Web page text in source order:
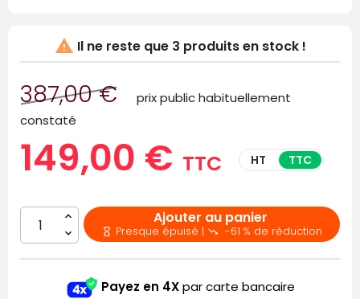
 Il ne reste que 3 produits en stock !
387,00 €
prix public habituellement
constaté
149,00 € TTC HT TTC
Ajouter au panier
 Presque épuisé |  -61 % de réduction
Payez en 4Xpar carte bancaire